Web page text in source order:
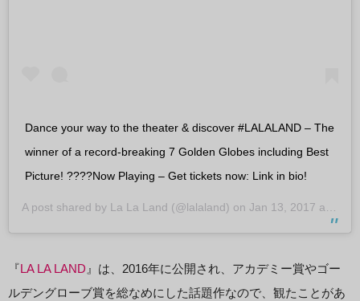
Dance your way to the theater & discover #LALALAND – The
winner of a record-breaking 7 Golden Globes including Best
Picture! ????Now Playing – Get tickets now: Link in bio!
A post shared by La La Land (@lalaland) on Jan 13, 2017 at 1:35pm PST
『LA LA LAND 』は、2016年に公開され、アカデミー賞やゴー
ルデングローブ賞を総なめにした話題作なので、観たことがあ